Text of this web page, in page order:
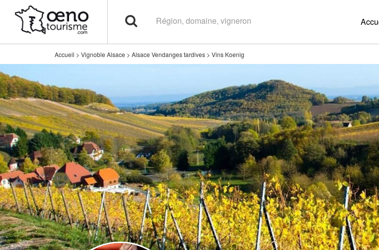
Accueil > Vignoble Alsace > Alsace Vendanges tardives > Vins Koenig